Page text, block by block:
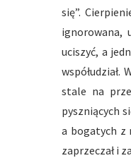
się”.
ignorowana,
uciszyć, a
stale na
pyszniących
a bogatych z
zaprzeczał i